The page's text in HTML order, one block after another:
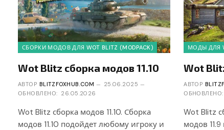
СБОРКИ МОДОВ ДЛЯ WOT BLITZ (MODPACK)
Wot Blitz сборка модов 11.10
АВТОР BLITZFOXHUB.COM
25.06.2025
ОБНОВЛЕНО: 26.05.2026
Wot Blitz сборка модов 11.10. Сборка
модов 11.10 подойдет любому игроку и
МОДЫ ДЛЯ
Wot
АВТОР
ОБНОВЛЕНО:
Wot Blitz
модов